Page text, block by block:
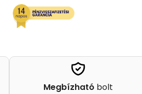
Megbízható bolt